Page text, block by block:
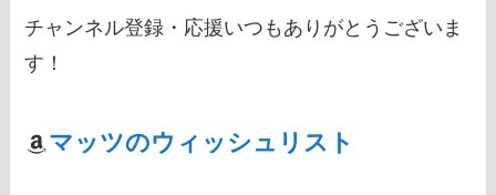
チャンネル登録・応援いつもありがとうございま
す！
マッツのウィッシュリスト